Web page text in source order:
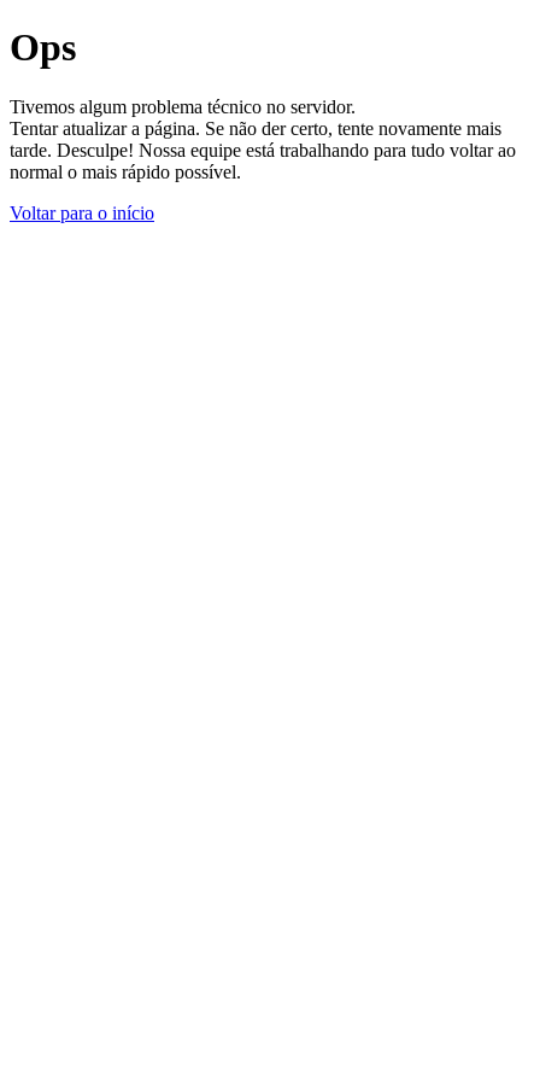
Ops
Tivemos algum problema técnico no servidor.
Tentar atualizar a página. Se não der certo, tente novamente mais
tarde. Desculpe! Nossa equipe está trabalhando para tudo voltar ao
normal o mais rápido possível.
Voltar para o início